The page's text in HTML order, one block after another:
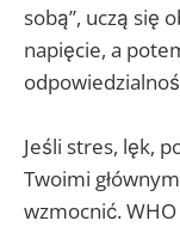
sobą”, uczą się
napięcie, a
Jeśli stres, lęk,
Twoimi
wzmocnić.